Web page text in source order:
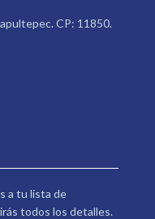
CP: 11850.
a tu lista de
todos los detalles.